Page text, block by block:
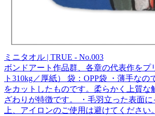
ミニタオル | TRUE - No.003
ボンドアート作品群、各章の代表作をプ
ト310kg／厚紙） 袋：OPP袋 ・薄手な
をカットしたものです。柔らかく上質
ざわりが特徴です。 ・毛羽立った表面
上、アイロンのご使用は避けてくださ